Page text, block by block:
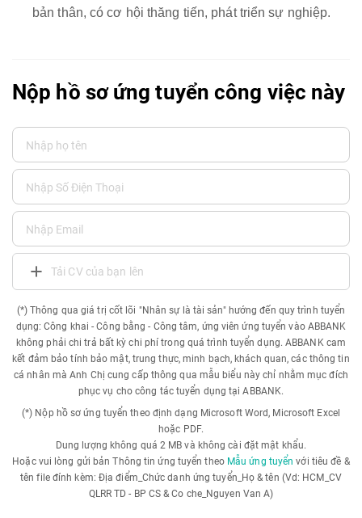
bản thân, có cơ hội thăng tiến, phát triển sự nghiệp.
Nộp hồ sơ ứng tuyển công việc này
Tải CV của bạn lên
(*) Thông qua giá trị cốt lõi "Nhân sự là tài sản" hướng đến quy trình tuyển
dụng: Công khai - Công bằng - Công tâm, ứng viên ứng tuyển vào ABBANK
không phải chi trả bất kỳ chi phí trong quá trình tuyển dụng. ABBANK cam
kết đảm bảo tính bảo mật, trung thực, minh bạch, khách quan, các thông tin
cá nhân mà Anh Chị cung cấp thông qua mẫu biểu này chỉ nhằm mục đích
phục vụ cho công tác tuyển dụng tại ABBANK.
(*) Nộp hồ sơ ứng tuyển theo định dạng Microsoft Word, Microsoft Excel
hoặc PDF.
Dung lượng không quá 2 MB và không cài đặt mật khẩu.
Hoặc vui lòng gửi bản Thông tin ứng tuyển theo Mẫu ứng tuyển với tiêu đề &
tên file đính kèm: Địa điểm_Chức danh ứng tuyển_Họ & tên (Vd: HCM_CV
QLRR TD - BP CS & Co che_Nguyen Van A)